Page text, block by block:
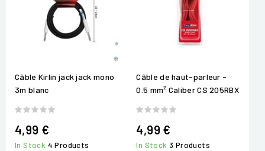
Câble Kirlin jack jack mono
3m blanc
4,99 €
In Stock 4 Products
Câble de haut-parleur -
0.5 mm² Caliber CS 205RBX
4,99 €
In Stock 3 Products